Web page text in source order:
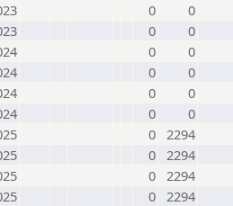
0
0
0
0
0
0
0
0
0
0
0
0
0 2294
0 2294
0 2294
0 2294